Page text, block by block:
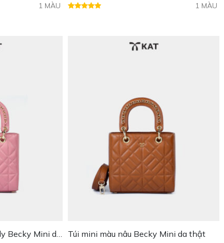
1 MÀU 1 MÀU
Becky Mini da
Túi mini màu nâu Becky Mini da thật